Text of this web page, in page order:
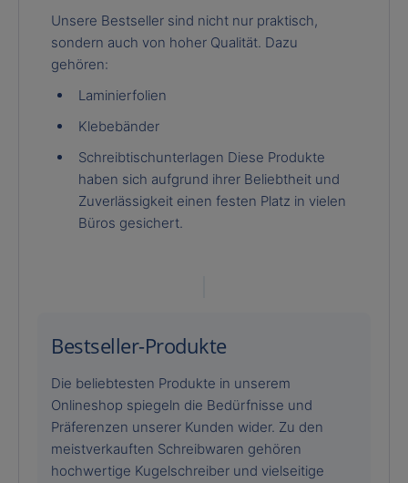
Unsere Bestseller sind nicht nur praktisch,
sondern auch von hoher Qualität. Dazu
gehören:
Laminierfolien
Klebebänder
Schreibtischunterlagen Diese Produkte
haben sich aufgrund ihrer Beliebtheit und
Zuverlässigkeit einen festen Platz in vielen
Büros gesichert.
Bestseller-Produkte
Die beliebtesten Produkte in unserem
Onlineshop spiegeln die Bedürfnisse und
Präferenzen unserer Kunden wider. Zu den
meistverkauften Schreibwaren gehören
hochwertige Kugelschreiber und vielseitige